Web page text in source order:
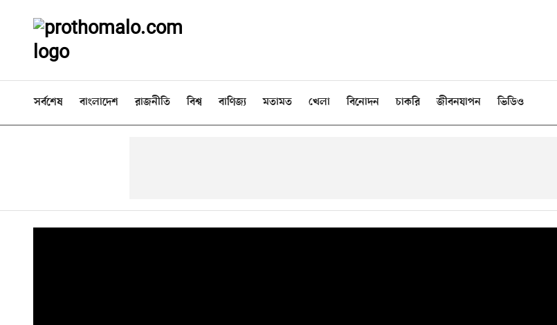
সর্বশেষ বাংলাদেশ রাজনীতি বিশ্ব বাণিজ্য মতামত খেলা বিনোদন চাকরি জীবনযাপন ভিডিও